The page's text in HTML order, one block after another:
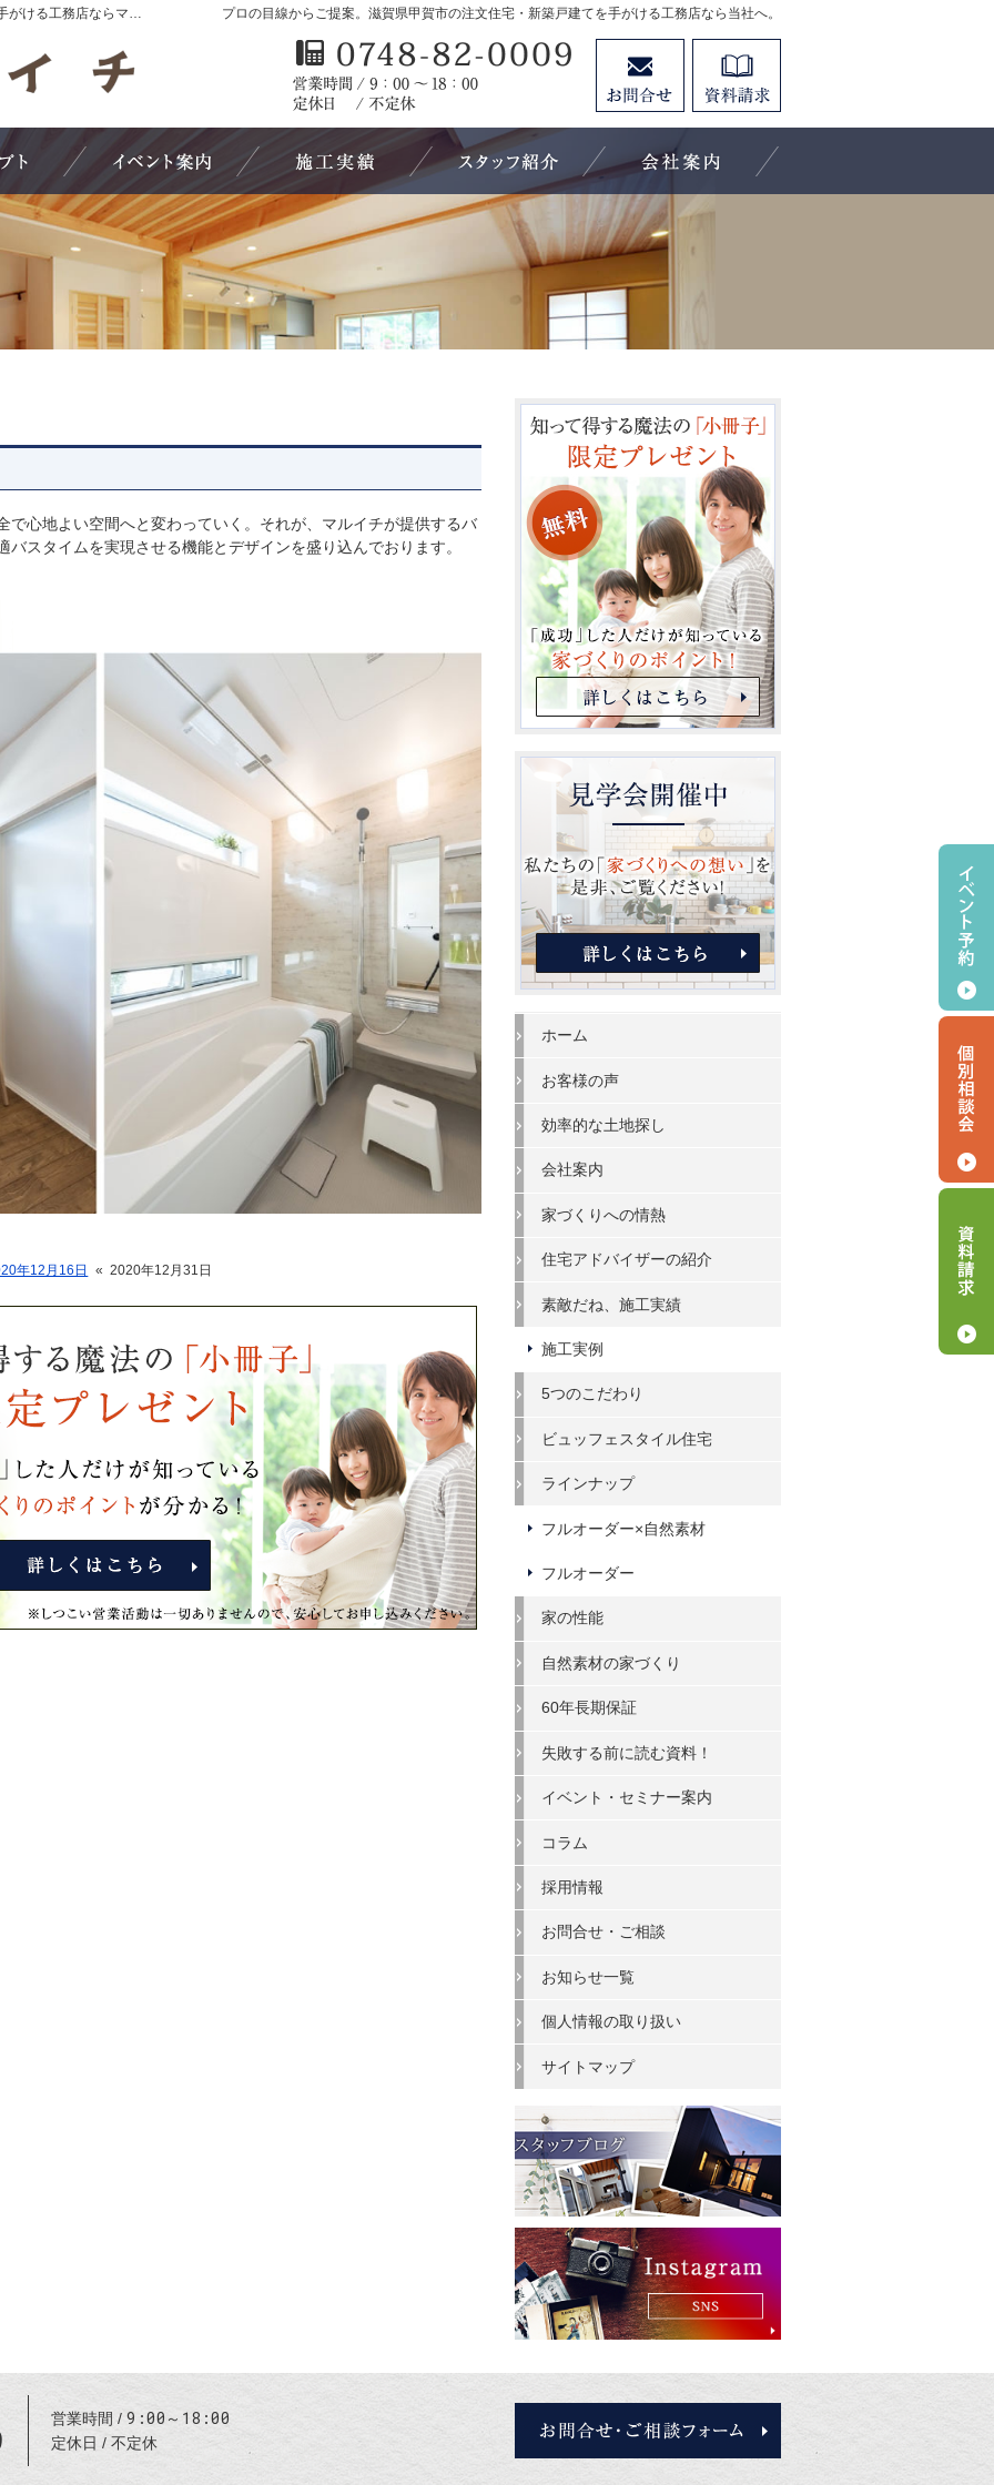
プロの目線からご提案。滋賀県甲賀市の注文住宅・新築戸建てを手がける工務店なら当社へ。
滋賀県甲賀市の新築・注文住宅・新築戸建てを手がける工務店ならマルイチ
で心地よい空間へと変わっていく。それが、マルイチが提供するバ
スタイムを実現させる機能とデザインを盛り込んでおります。
年12月16日 « 2020年12月31日
ホーム
お客様の声
効率的な土地探し
会社案内
家づくりへの情熱
住宅アドバイザーの紹介
素敵だね、施工実績
施工実例
5つのこだわり
ビュッフェスタイル住宅
ラインナップ
フルオーダー×自然素材
フルオーダー
家の性能
自然素材の家づくり
60年長期保証
失敗する前に読む資料！
イベント・セミナー案内
コラム
採用情報
お問合せ・ご相談
お知らせ一覧
個人情報の取り扱い
サイトマップ
0748-82-0009
営業時間9:00～18:00 定休日：不定休
5つのこだわり 素敵だね、施工実績
営業時間 9:00～18:00
定休日 不定休